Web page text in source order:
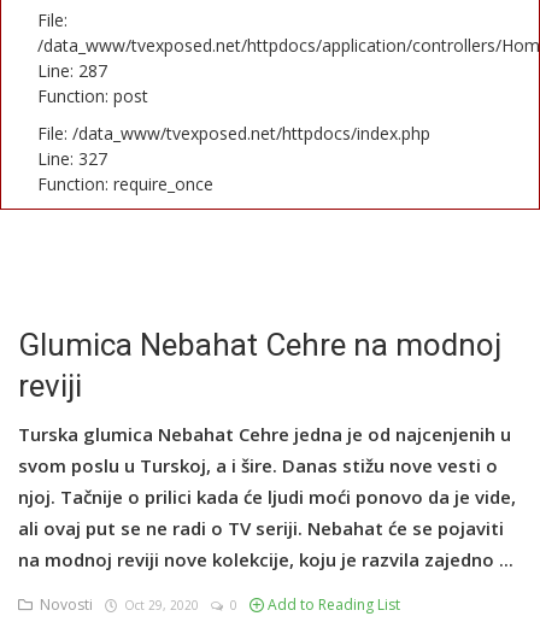
File:
/data_www/tvexposed.net/httpdocs/application/controllers/
Line: 287
Function: post
File: /data_www/tvexposed.net/httpdocs/index.php
Line: 327
Function: require_once
Glumci
Contact
Register
Glumica Nebahat Cehre na modnoj
reviji
Turska glumica Nebahat Cehre jedna je od najcenjenih u
svom poslu u Turskoj, a i šire. Danas stižu nove vesti o
njoj. Tačnije o prilici kada će ljudi moći ponovo da je vide,
ali ovaj put se ne radi o TV seriji. Nebahat će se pojaviti
na modnoj reviji nove kolekcije, koju je razvila zajedno ...
Novosti Oct 29, 2020 0 Add to Reading List